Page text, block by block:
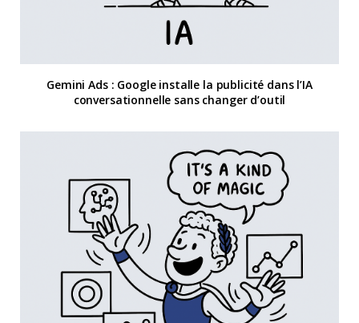
Gemini Ads : Google installe la publicité dans l’IA
conversationnelle sans changer d’outil